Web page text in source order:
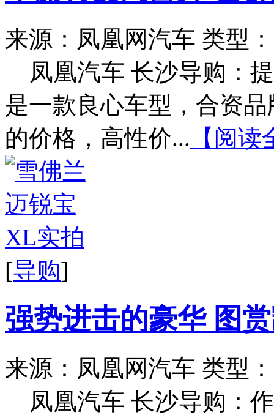
来源：凤凰网汽车 类型
凤凰汽车 长沙导购：
是一款良心车型，合资
的价格，高性价... 【阅
[导购]
强势进击的豪华 图
来源：凤凰网汽车 类型
凤凰汽车 长沙导购：